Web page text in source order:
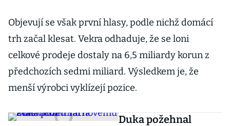
Objevují se však první hlasy, podle nichž domácí
trh začal klesat. Vekra odhaduje, že se loni
celkové prodeje dostaly na 6,5 miliardy korun z
předchozích sedmi miliard. Výsledkem je, že
menší výrobci vyklízejí pozice.
Duka požehnal